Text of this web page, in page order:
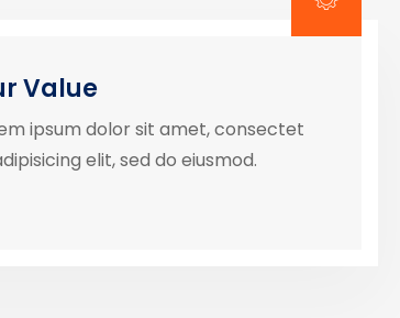
Value
ipsum dolor sit amet, consectet
elit, sed do eiusmod.